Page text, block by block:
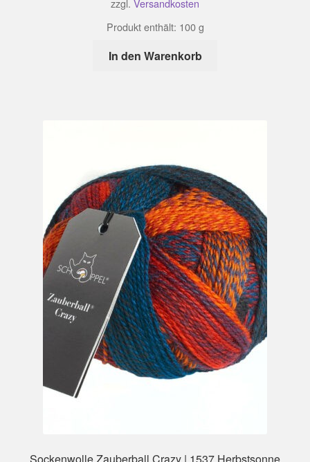
zzgl. Versandkosten
Produkt enthält: 100g
In den Warenkorb